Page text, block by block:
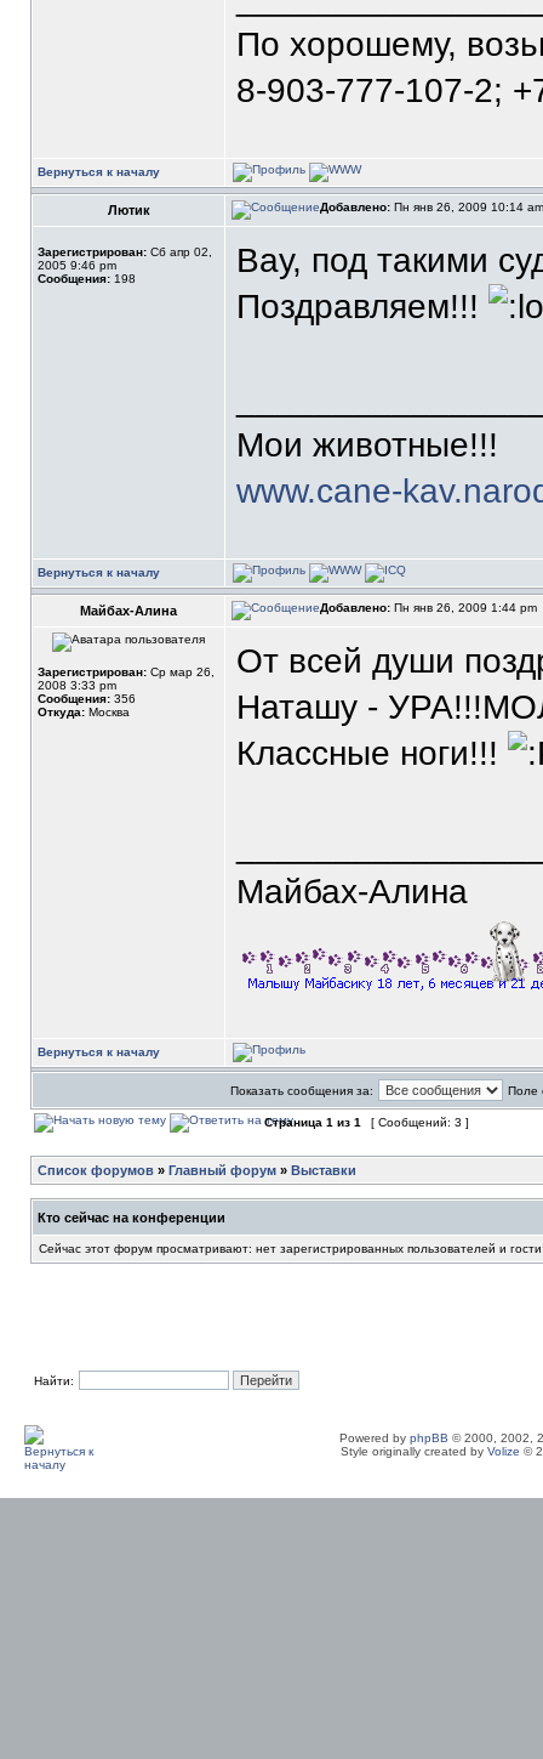
По хорошему,
8-903-777-107-2;
Вернуться к началу
Лютик Добавлено: Пн янв 26, 2009 10:14
Зарегистрирован: Сб апр 02,
2005 9:46 pm
Сообщения: 198
Вау, под такими
Поздравляем!!!
Мои животные!!!
www.cane-
Вернуться к началу
Майбах-Алина Добавлено: Пн янв 26, 2009 1:44 pm
Зарегистрирован: Ср мар 26,
2008 3:33 pm
Сообщения: 356
Откуда: Москва
От всей души
Наташу -
Классные ноги!!!
Майбах-Алина
Вернуться к началу
Показать сообщения за: Поле
Страница 1 из 1 [ Сообщений: 3 ]
Список форумов » Главный форум » Выставки
Кто сейчас на конференции
Сейчас этот форум просматривают: нет зарегистрированных пользователей и
Найти:
Powered by phpBB © 2000, 2002,
Style originally created by Volize ©